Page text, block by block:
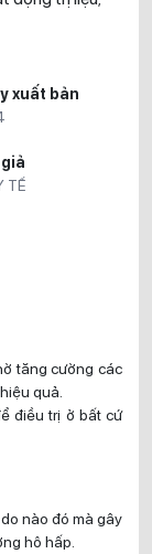
xuất bản
TẾ
tăng cường các
quả.
điều trị ở bất cứ
nào đó mà gây
hô hấp.